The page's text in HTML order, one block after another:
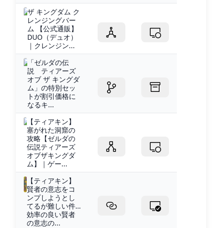
ザ キングダム ク
レンジングバー
ム 【公式通販】
DUO（デュオ）
｜クレンジン...
「ゼルダの伝
説 ティアーズ
オブ ザ キングダ
ム」の特別セッ
トが割引価格に
なるキ...
【ティアキン】
塞がれた洞窟の
攻略【ゼルダの
伝説ティアーズ
オブザキングダ
ム】｜ゲー...
【ティアキン】
賢者の意志をコ
ンプしようとし
てるが難しい件…
効率の良い賢者
の意志の...